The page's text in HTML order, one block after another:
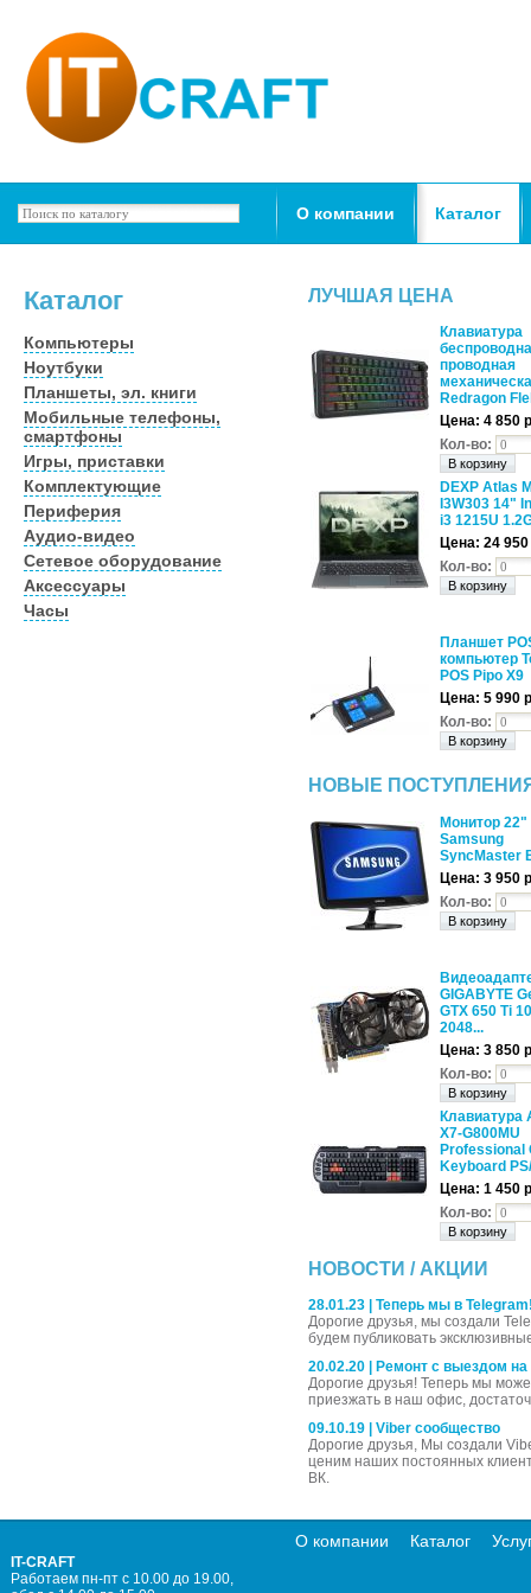
О компании Каталог
Каталог
Компьютеры
Ноутбуки
Планшеты, эл. книги
Мобильные телефоны,
смартфоны
Игры, приставки
Комплектующие
Периферия
Аудио-видео
Сетевое оборудование
Аксессуары
Часы
ЛУЧШАЯ ЦЕНА
Клавиатура
проводная
Redragon
Цена: 4 850
Кол-во:
DEXP Atlas
I3W303 14"
i3 1215U
Цена: 24
Кол-во:
Планшет
компьютер
POS Pipo X9
Цена: 5 990
Кол-во:
НОВЫЕ
Монитор 22"
Samsung
SyncMaster
Цена: 3 950
Кол-во:
GIGABYTE
GTX 650 Ti
2048...
Цена: 3 850
Кол-во:
Клавиатура
X7-G800MU
Professional
Keyboard
Цена: 1 450
Кол-во:
НОВОСТИ / АКЦИИ
28.01.23 | Теперь мы в
Дорогие друзья, мы создали
будем публиковать
20.02.20 | Ремонт с выездом
Дорогие друзья! Теперь мы
приезжать в наш офис,
09.10.19 | Viber сообщество
Дорогие друзья, Мы создали
ценим наших постоянных
ВК.
IT-CRAFT
Работаем пн-пт с 10.00 до 19.00,
О компании Каталог